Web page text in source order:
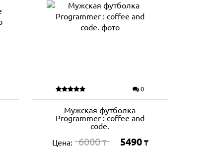
0
Мужская футболка
Programmer : coffee and
code.
Цена:
6000₸ 5490 ₸